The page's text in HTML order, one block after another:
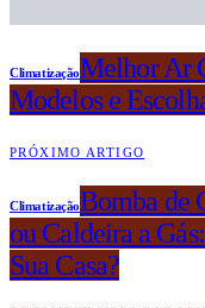
ClimatizaçãoMelhor Ar
Modelos e
PRÓXIMO ARTIGO
ClimatizaçãoBomba de
ou Caldeira a
Sua Casa?